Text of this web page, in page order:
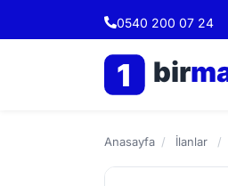
0540 200 07 24
1 bir
Anasayfa / İlanlar /